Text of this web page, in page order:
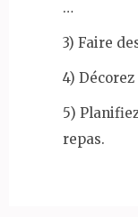
…
3) Faire
4)
5)
repas.